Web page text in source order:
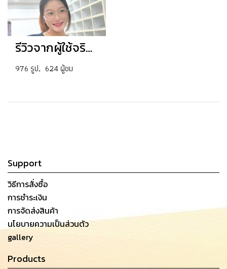
รีวิวจากผู้ใช้จริง4
976 รูป, 624 ผู้ชม
Support
วิธีการสั่งซื้อ
การชำระเงิน
การจัดส่งสินค้า
นโยบายความเป็นส่วนตัว
gallery
Products